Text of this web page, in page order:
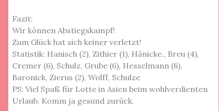
Fazit:
Wir können Abstiegskampf!
Zum Glück hat sich keiner verletzt!
Statistik: Hanisch (2), Zithier (1), Hänicke., Breu (4),
Cremer (6), Schulz, Grube (6), Hesselmann (8),
Baronick, Zierus (2), Wolff, Schulze
PS: Viel Spaß für Lotte in Asien beim wohlverdienten
Urlaub. Komm ja gesund zurück.